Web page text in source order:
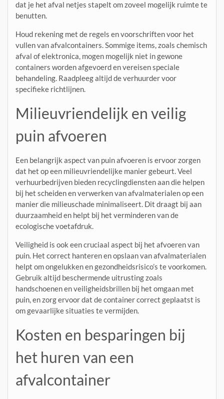
dat je het afval netjes stapelt om zoveel mogelijk ruimte te
benutten.
Houd rekening met de regels en voorschriften voor het
vullen van afvalcontainers. Sommige items, zoals chemisch
afval of elektronica, mogen mogelijk niet in gewone
containers worden afgevoerd en vereisen speciale
behandeling. Raadpleeg altijd de verhuurder voor
specifieke richtlijnen.
Milieuvriendelijk en veilig
puin afvoeren
Een belangrijk aspect van puin afvoeren is ervoor zorgen
dat het op een milieuvriendelijke manier gebeurt. Veel
verhuurbedrijven bieden recyclingdiensten aan die helpen
bij het scheiden en verwerken van afvalmaterialen op een
manier die milieuschade minimaliseert. Dit draagt bij aan
duurzaamheid en helpt bij het verminderen van de
ecologische voetafdruk.
Veiligheid is ook een cruciaal aspect bij het afvoeren van
puin. Het correct hanteren en opslaan van afvalmaterialen
helpt om ongelukken en gezondheidsrisico’s te voorkomen.
Gebruik altijd beschermende uitrusting zoals
handschoenen en veiligheidsbrillen bij het omgaan met
puin, en zorg ervoor dat de container correct geplaatst is
om gevaarlijke situaties te vermijden.
Kosten en besparingen bij
het huren van een
afvalcontainer